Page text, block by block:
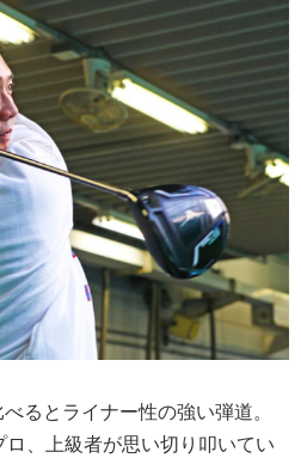
るとライナー性の強い弾道。
、上級者が思い切り叩いてい